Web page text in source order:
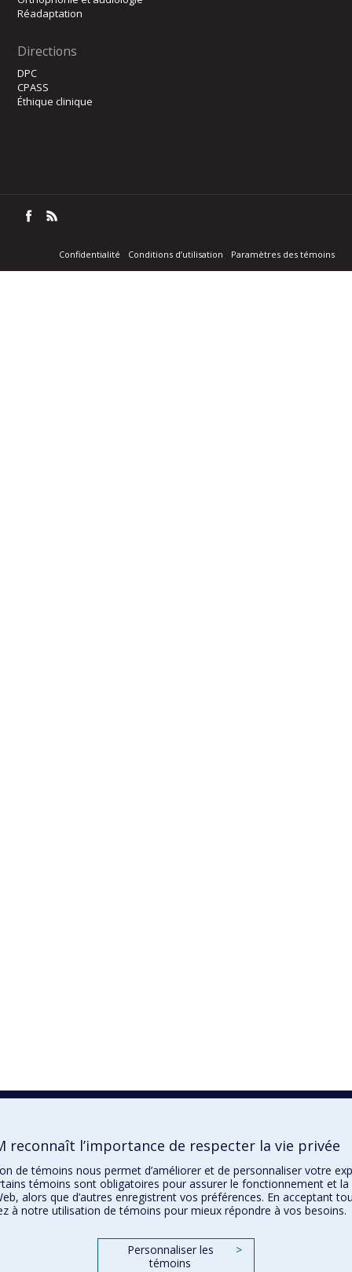
Réadaptation
Directions
DPC
CPASS
Éthique clinique
Confidentialité Conditions d’utilisation Paramètres des témoins
reconnaît l’importance de respecter la vie privée
de témoins nous permet d’améliorer et de personnaliser votre
témoins sont obligatoires pour assurer le fonctionnement et la
alors que d’autres enregistrent vos préférences. En acceptant
à notre utilisation de témoins pour mieux répondre à vos besoins.
Personnaliser les
témoins
>